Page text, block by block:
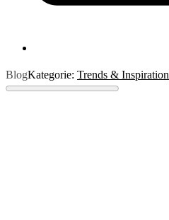
BlogKategorie: Trends & Inspiration